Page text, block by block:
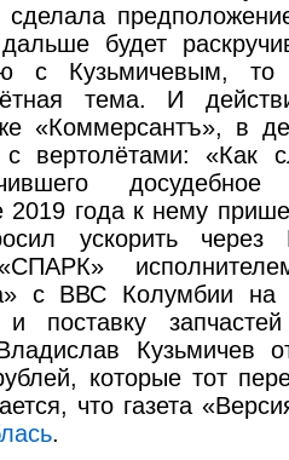
сделала
будет
с Кузьмичевым, то
тема. И
«Коммерсантъ», в
вертолётами: «Как
досудебное
2019 года к нему
ускорить через
с ВВС Колумбии на
и поставку
Кузьмичев
которые тот
что газета
.